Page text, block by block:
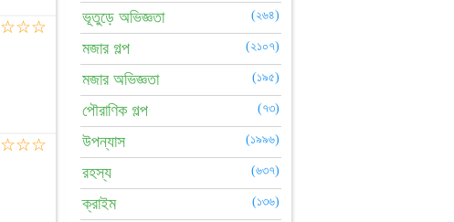
☆☆☆
☆☆☆
ভূতুড়ে অভিজ্ঞতা (২৬৪)
মজার গল্প (২১০৭)
মজার অভিজ্ঞতা (১৯৫)
পৌরাণিক গল্প (৭৩)
উপন্যাস (১৯৯৬)
রহস্য (৬৩৭)
ক্রাইম (১৩৬)